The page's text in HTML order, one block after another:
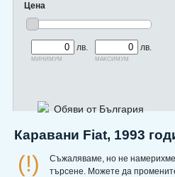
Цена
лв.
минимум
лв.
максимум
Обяви от България
Каравани Fiat, 1993
(!)
Съжаляваме, но не
търсене. Можете да